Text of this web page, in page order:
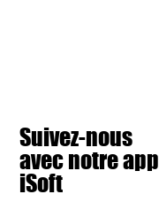
Suivez-nous
avec notre app
iSoft